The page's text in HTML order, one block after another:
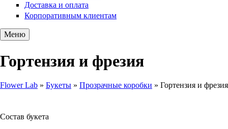
Доставка и оплата
Корпоративным клиентам
Меню
Гортензия и фрезия
Flower Lab » Букеты » Прозрачные коробки » Гортензия и фрезия
Состав букета